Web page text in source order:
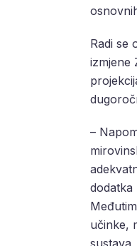
Radi se
izmjene
–
dodatka
učinke,